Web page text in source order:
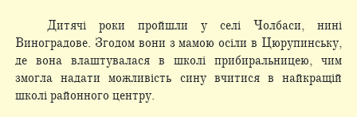
Дитячі роки пройшли у селі Чолбаси, нині
Виноградове. Згодом вони з мамою осіли в Цюрупинську,
де вона влаштувалася в школі прибиральницею, чим
змогла надати можливість сину вчитися в найкращій
школі районного центру.